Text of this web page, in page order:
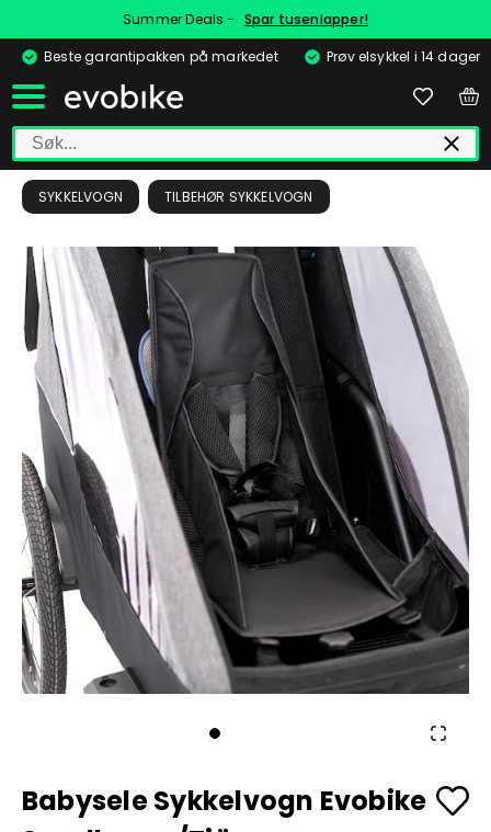
Summer Deals - Spar tusenlapper!
Beste garantipakken på markedet
Prøv elsykkel i 14 dager
SYKKELVOGN TILBEHØR SYKKELVOGN
Babysele Sykkelvogn Evobike